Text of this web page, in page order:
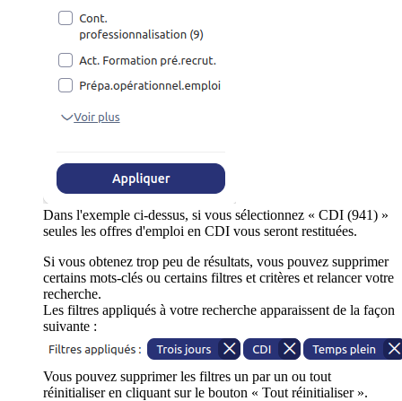
Dans l'exemple ci-dessus, si vous sélectionnez « CDI (941) »
seules les offres d'emploi en CDI vous seront restituées.
Si vous obtenez trop peu de résultats, vous pouvez supprimer
certains mots-clés ou certains filtres et critères et relancer votre
recherche.
Les filtres appliqués à votre recherche apparaissent de la façon
suivante :
Vous pouvez supprimer les filtres un par un ou tout
réinitialiser en cliquant sur le bouton « Tout réinitialiser ».